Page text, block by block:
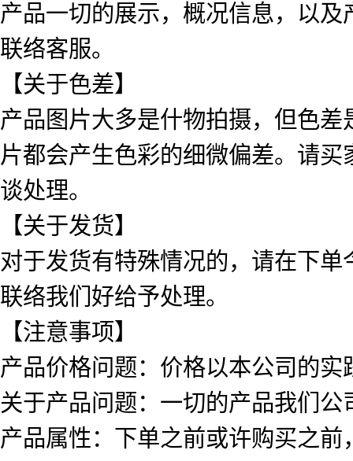
产品一切的展示，概况信息，以
联络客服。
【关于色差】
产品图片大多是什物拍摄，但色
片都会产生色彩的细微偏差。请
谈处理。
【关于发货】
对于发货有特殊情况的，请在下
联络我们好给予处理。
【注意事项】
产品价格问题：价格以本公司的
关于产品问题：一切的产品我们
产品属性：下单之前或许购买之